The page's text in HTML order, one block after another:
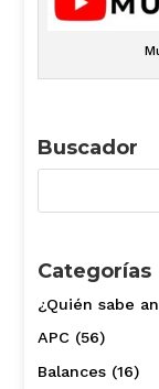
Buscador
Categorías
¿Quién sabe
APC(56)
Balances(16)